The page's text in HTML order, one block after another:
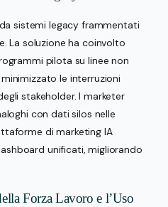
sistemi legacy frammentati
La soluzione ha coinvolto
pilota su linee non
le interruzioni
stakeholder. I marketer
con dati silos nelle
di marketing IA
unificati, migliorando
Forza Lavoro e l’Uso